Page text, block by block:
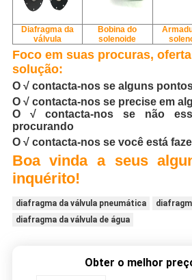
Diafragma da
válvula
Bobina do
solenoide
Foco em suas procuras,
solução:
O √ contacta-nos se alguns
O √ contacta-nos se precise em
O √ contacta-nos se não
procurando
O √ contacta-nos se você está
Boa vinda a seus
inquérito!
diafragma da válvula pneumática
diafragma da válvula de água
Obter o melhor